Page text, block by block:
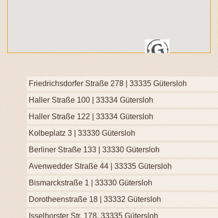
Friedrichsdorfer Straße 278 | 33335 Gütersloh
Haller Straße 100 | 33334 Gütersloh
Haller Straße 122 | 33334 Gütersloh
Kolbeplatz 3 | 33330 Gütersloh
Berliner Straße 133 | 33330 Gütersloh
Avenwedder Straße 44 | 33335 Gütersloh
Bismarckstraße 1 | 33330 Gütersloh
Dorotheenstraße 18 | 33332 Gütersloh
Isselhorster Str. 178, 33335 Gütersloh